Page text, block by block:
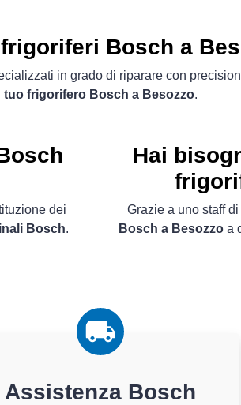
Bosch a
in grado di riparare con
tuo frigorifero Bosch a Besozzo.
dei
Bosch.
Hai
Grazie a uno staff
Bosch a Besozzo a
Assistenza Bosch